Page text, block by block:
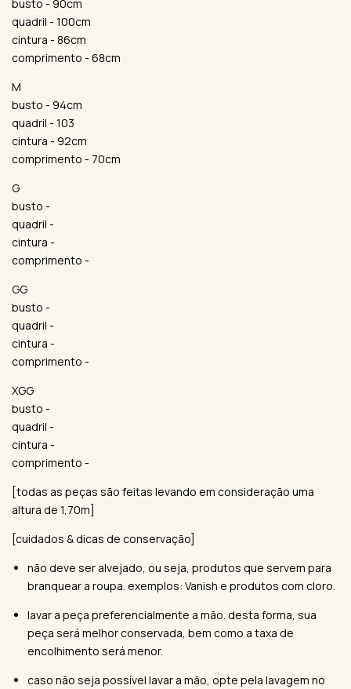
busto - 90cm
quadril - 100cm
cintura - 86cm
comprimento - 68cm
M
busto - 94cm
quadril - 103
cintura - 92cm
comprimento - 70cm
G
busto -
quadril -
cintura -
comprimento -
GG
busto -
quadril -
cintura -
comprimento -
XGG
busto -
quadril -
cintura -
comprimento -
[todas as peças são feitas levando em consideração uma
altura de 1,70m]
[cuidados & dicas de conservação]
não deve ser alvejado, ou seja, produtos que servem para
branquear a roupa. exemplos: Vanish e produtos com cloro.
lavar a peça preferencialmente a mão. desta forma, sua
peça será melhor conservada, bem como a taxa de
encolhimento será menor.
caso não seja possível lavar a mão, opte pela lavagem no